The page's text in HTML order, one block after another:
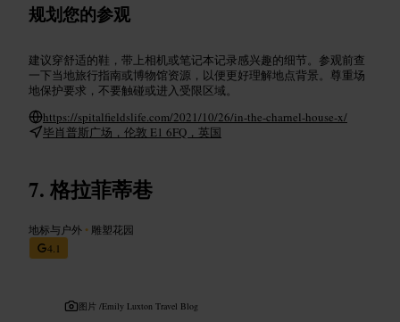
规划您的参观
建议穿舒适的鞋，带上相机或笔记本记录感兴趣的细节。参观前查
一下当地旅行指南或博物馆资源，以便更好理解地点背景。尊重场
地保护要求，不要触碰或进入受限区域。
https://spitalfieldslife.com/2021/10/26/in-the-charnel-house-x/
毕肖普斯广场，伦敦 E1 6FQ，英国
格拉菲蒂巷
地标与户外 • 雕塑花园
4.1
图片 /Emily Luxton Travel Blog